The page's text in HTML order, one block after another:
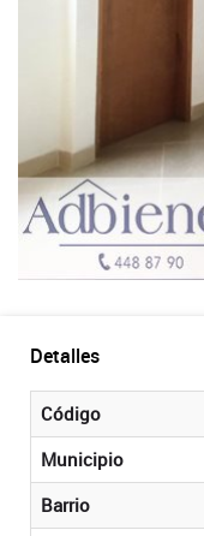
Detalles
Código
Municipio
Barrio